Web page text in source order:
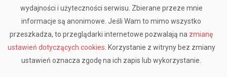
wydajności i użyteczności serwisu. Zbierane przeze mnie
informacje są anonimowe. Jeśli Wam to mimo wszystko
przeszkadza, to przeglądarki internetowe pozwalają na zmianę
ustawień dotyczących cookies . Korzystanie z witryny bez zmiany
ustawień oznacza zgodę na ich zapis lub wykorzystanie.